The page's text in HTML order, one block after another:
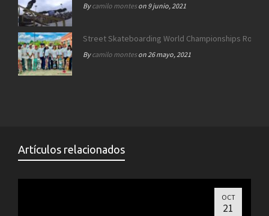
Bycamilo monteson 9 junio, 2021
Street Skateboarding World Championships Roma
Bycamilo monteson 26 mayo, 2021
Artículos relacionados
OCT
21